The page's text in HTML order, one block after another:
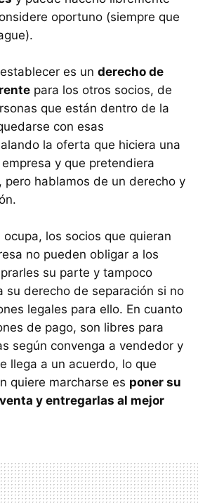
oportuno (siempre que
es un derecho de
para los otros socios, de
que están dentro de la
con esas
la oferta que hiciera una
y que pretendiera
pero hablamos de un derecho y
ocupa, los socios que quieran
no pueden obligar a los
su parte y tampoco
su derecho de separación si no
legales para ello. En cuanto
de pago, son libres para
según convenga a vendedor y
llega a un acuerdo, lo que
quiere marcharse es poner su
y entregarlas al mejor